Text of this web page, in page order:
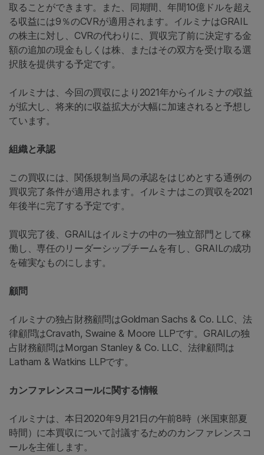
取ることができます。また、同期間、年間10億ドルを超え
る収益には9％のCVRが適用されます。イルミナはGRAIL
の株主に対し、CVRの代わりに、買収完了前に決定する金
額の追加の現金もしくは株、またはその双方を受け取る選
択肢を提供する予定です。
イルミナは、今回の買収により2021年からイルミナの収益
が拡大し、将来的に収益拡大が大幅に加速されると予想し
ています。
組織と承認
この買収には、関係規制当局の承認をはじめとする通例の
買収完了条件が適用されます。イルミナはこの買収を2021
年後半に完了する予定です。
買収完了後、GRAILはイルミナの中の一独立部門として稼
働し、専任のリーダーシップチームを有し、GRAILの成功
を確実なものにします。
顧問
イルミナの独占財務顧問はGoldman Sachs & Co. LLC、法
律顧問はCravath, Swaine & Moore LLPです。GRAILの独
占財務顧問はMorgan Stanley & Co. LLC、法律顧問は
Latham & Watkins LLPです。
カンファレンスコールに関する情報
イルミナは、本日2020年9月21日の午前8時（米国東部夏
時間）に本買収について討議するためのカンファレンスコ
ールを主催します。